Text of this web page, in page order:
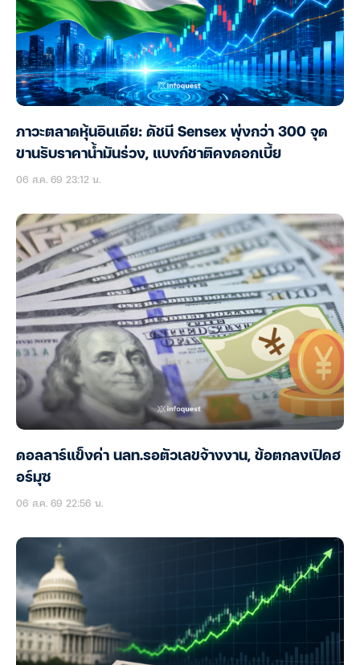
ภาวะตลาดหุ้นอินเดีย: ดัชนี Sensex พุ่งกว่า 300 จุด
ขานรับราคาน้ำมันร่วง, แบงก์ชาติคงดอกเบี้ย
06 ส.ค. 69 23:12 น.
ดอลลาร์แข็งค่า นลท.รอตัวเลขจ้างงาน, ข้อตกลงเปิดฮ
อร์มุซ
06 ส.ค. 69 22:56 น.